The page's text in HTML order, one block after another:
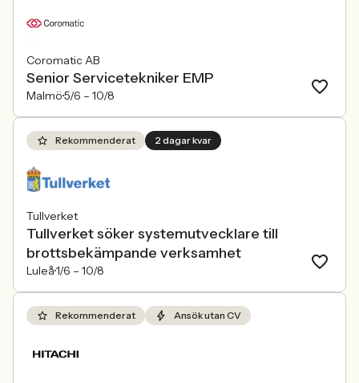
Coromatic AB
Senior Servicetekniker EMP
Malmö5/6 – 10/8
Rekommenderat 2 dagar kvar
Tullverket
Tullverket söker systemutvecklare till
brottsbekämpande verksamhet
Luleå1/6 – 10/8
Rekommenderat Ansök utan CV